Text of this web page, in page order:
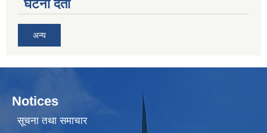
घटना दर्ता
अन्य
Notices
सूचना तथा समाचार